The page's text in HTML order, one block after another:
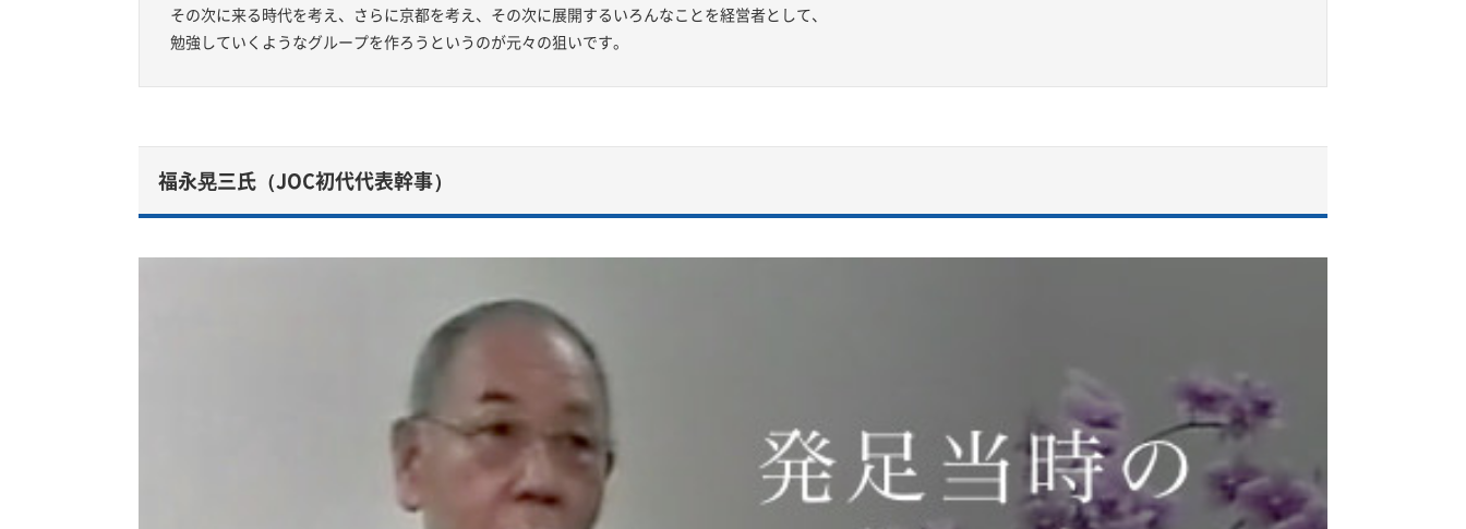
その次に来る時代を考え、さらに京都を考え、その次に展開するいろんなことを経営者として、
勉強していくようなグループを作ろうというのが元々の狙いです。
福永晃三氏（JOC初代代表幹事）